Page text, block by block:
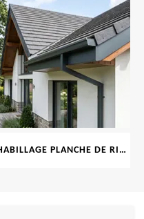
HABILLAGE PLANCHE DE RIVE 69